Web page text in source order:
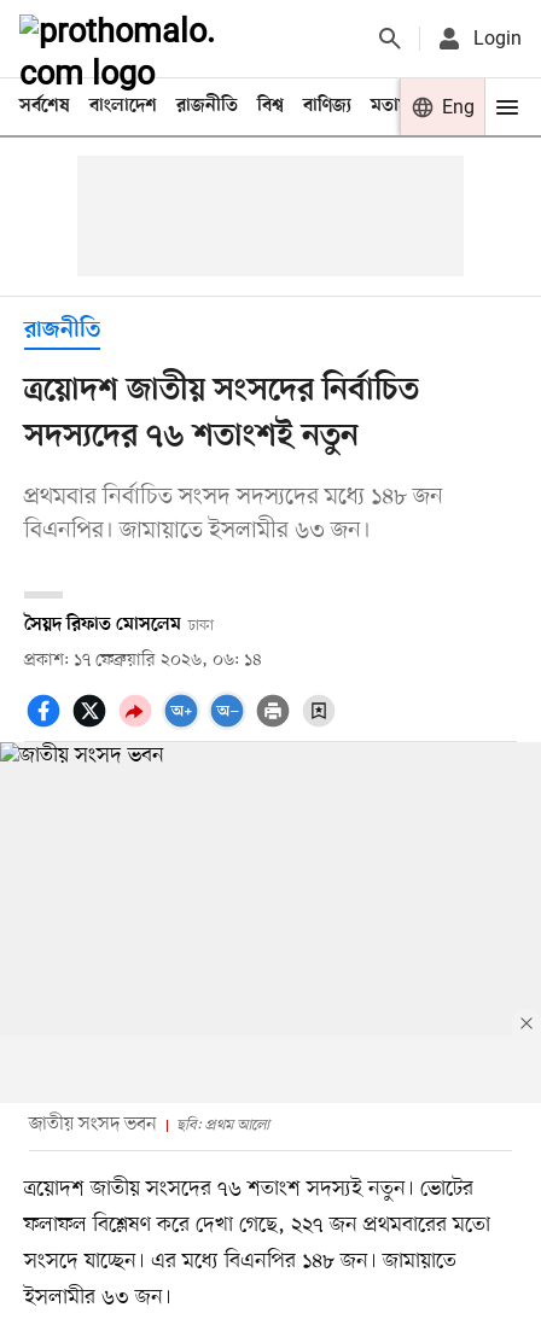
Login
সর্বশেষ বাংলাদেশ রাজনীতি বিশ্ব বাণিজ্য মতামত খেলা
Eng
রাজনীতি
ত্রয়োদশ জাতীয় সংসদের নির্বাচিত
সদস্যদের ৭৬ শতাংশই নতুন
প্রথমবার নির্বাচিত সংসদ সদস্যদের মধ্যে ১৪৮ জন
বিএনপির। জামায়াতে ইসলামীর ৬৩ জন।
সৈয়দ রিফাত মোসলেম ঢাকা
প্রকাশ: ১৭ ফেব্রুয়ারি ২০২৬, ০৬: ১৪
জাতীয় সংসদ ভবন ছবি: প্রথম আলো
ত্রয়োদশ জাতীয় সংসদের ৭৬ শতাংশ সদস্যই নতুন। ভোটের
ফলাফল বিশ্লেষণ করে দেখা গেছে, ২২৭ জন প্রথমবারের মতো
সংসদে যাচ্ছেন। এর মধ্যে বিএনপির ১৪৮ জন। জামায়াতে
ইসলামীর ৬৩ জন।